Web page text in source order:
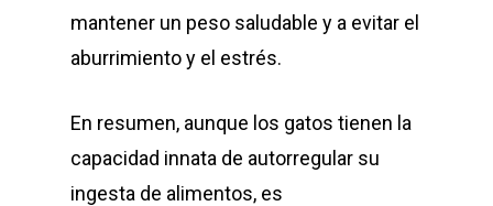
mantener un peso saludable y a evitar el
aburrimiento y el estrés.
En resumen, aunque los gatos tienen la
capacidad innata de autorregular su
ingesta de alimentos, es